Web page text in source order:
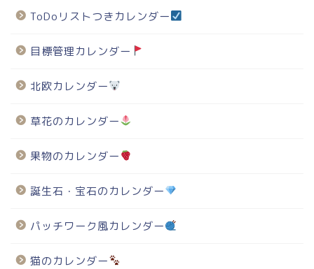
ToDoリストつきカレンダー
目標管理カレンダー
北欧カレンダー
草花のカレンダー
果物のカレンダー
誕生石・宝石のカレンダー
パッチワーク風カレンダー
猫のカレンダー